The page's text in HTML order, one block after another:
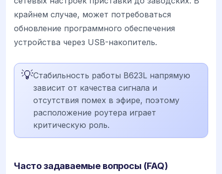
крайнем случае, может потребоваться
обновление программного обеспечения
устройства через USB-накопитель.
💡Стабильность работы B623L напрямую
зависит от качества сигнала и
отсутствия помех в эфире, поэтому
расположение роутера играет
критическую роль.
Часто задаваемые вопросы (FAQ)